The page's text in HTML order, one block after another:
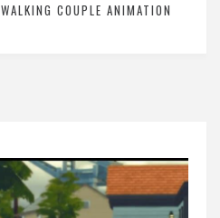
WALKING COUPLE ANIMATION